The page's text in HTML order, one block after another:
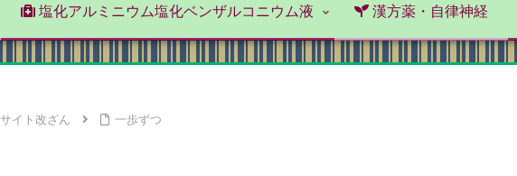
塩化アルミニウム塩化ベンザルコニウム液 漢方薬・自律神経
サイト改ざん 一歩ずつ